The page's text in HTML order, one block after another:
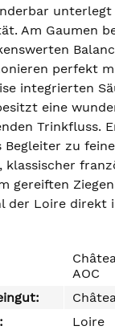
Am Gaumen
perfekt
integrierten
eine
Trinkfluss.
Begleiter zu
klassischer
gereiften
der Loire direkt
AOC
Loire